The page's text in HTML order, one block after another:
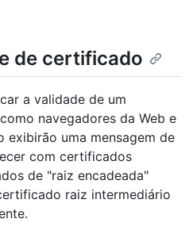
de certificado
a validade de um
navegadores da Web e
exibirão uma mensagem de
com certificados
de "raiz encadeada"
raiz intermediário